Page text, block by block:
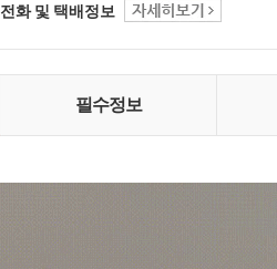
전화 및 택배정보
필수정보